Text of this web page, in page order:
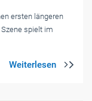
ersten längeren
spielt im